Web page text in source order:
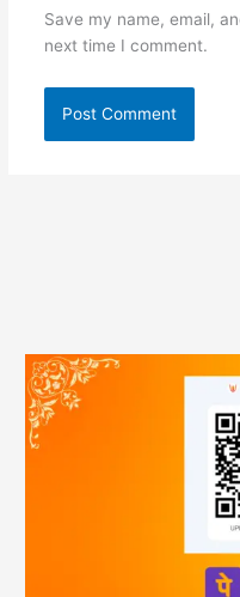
Save my name, email,
next time I comment.